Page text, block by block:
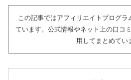
この記事ではアフィリエイトプログラ
ています。公式情報やネット上の口コ
用してまとめてい